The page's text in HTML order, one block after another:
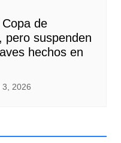
de
pero suspenden
hechos en
2026